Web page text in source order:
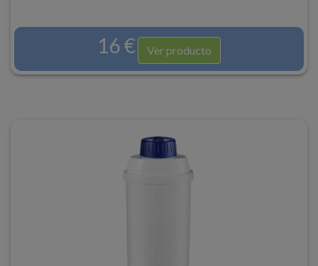
16 € Ver producto